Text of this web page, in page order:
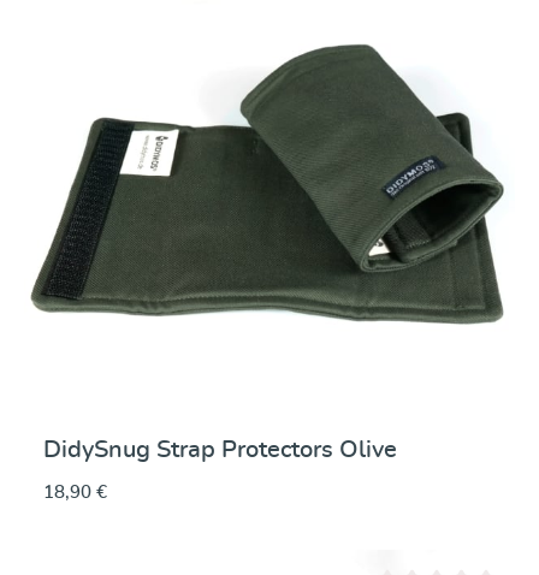
DidySnug Strap Protectors Olive
18,90 €